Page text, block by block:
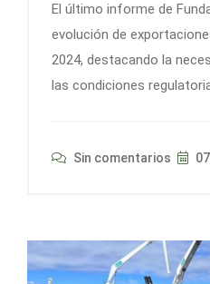
El último informe de
evolución de
2024, destacando la
las condiciones
Sin comentarios